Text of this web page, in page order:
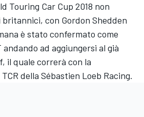
Touring Car Cup 2018 non
con Gordon Shedden
è stato confermato come
ad aggiungersi al già
il quale correrà con la
della Sébastien Loeb Racing.